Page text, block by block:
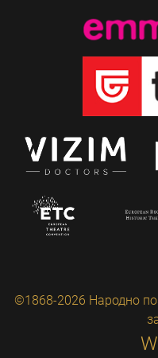
©1868-2026 Народно